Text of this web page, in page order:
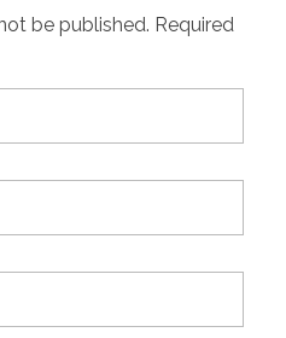
be published. Required